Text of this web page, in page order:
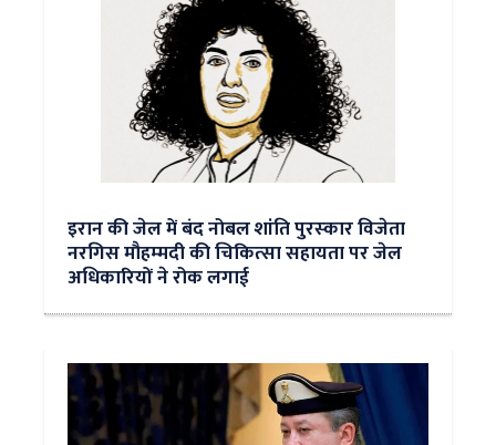
इरान की जेल में बंद नोबल शांति पुरस्‍कार विजेता
नरगिस मौहम्‍मदी की चिकित्‍सा सहायता पर जेल
अधिकारियों ने रोक लगाई